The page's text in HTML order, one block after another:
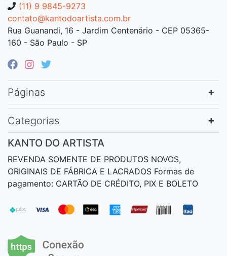
(11) 9 9845-9273
contato@kantodoartista.com.br
Rua Guanandi, 16 - Jardim Centenário - CEP 05365-
160 - São Paulo - SP
Páginas
Categorias
KANTO DO ARTISTA
REVENDA SOMENTE DE PRODUTOS NOVOS,
ORIGINAIS DE FÁBRICA E LACRADOS Formas de
pagamento: CARTÃO DE CRÉDITO, PIX E BOLETO